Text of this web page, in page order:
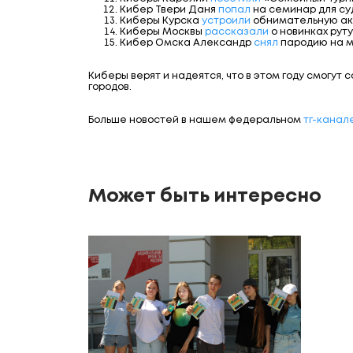
Кибер Твери Даня
попал
на семинар для
Киберы Курска устроили обнимательную
Киберы Москвы рассказали о новинках
Кибер Омска Александр снял пародию на
Киберы верят и надеятся, что в этом году
городов.
Больше новостей в нашем федеральном тг-
Может быть интересно